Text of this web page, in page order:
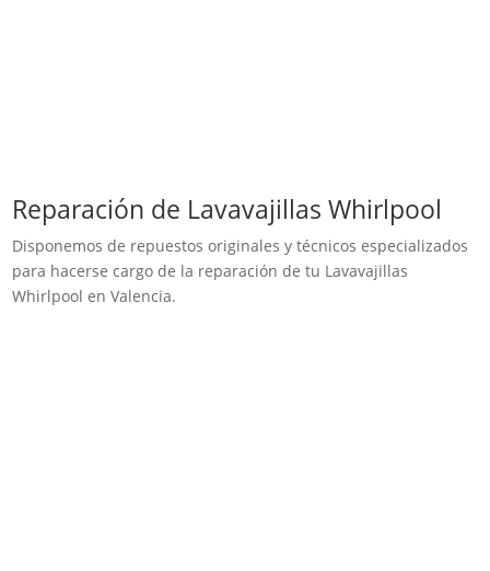
Reparación de Lavavajillas Whirlpool
Disponemos de repuestos originales y técnicos especializados
para hacerse cargo de la reparación de tu Lavavajillas
Whirlpool en Valencia.